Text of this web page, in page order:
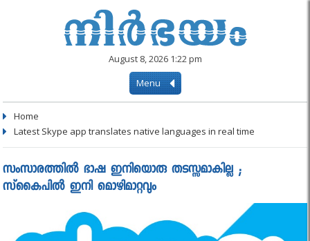
August 8, 2026 1:22 pm
Menu
Home
Latest Skype app translates native languages in real time
സംസാരത്തിൽ ഭാഷ ഇനിയൊരു തടസ്സമാകില്ല ;
സ്‌കൈപില്‍ ഇനി മൊഴിമാറ്റവും